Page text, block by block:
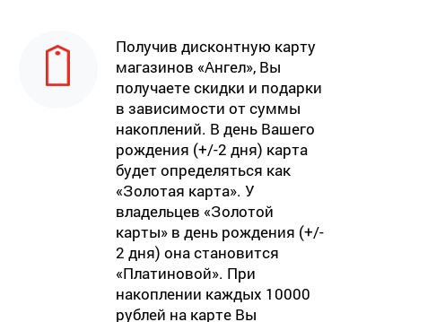
Получив дисконтную карту
магазинов «Ангел», Вы
получаете скидки и подарки
в зависимости от суммы
накоплений. В день Вашего
рождения (+/-2 дня) карта
будет определяться как
«Золотая карта». У
владельцев «Золотой
карты» в день рождения (+/-
2 дня) она становится
«Платиновой». При
накоплении каждых 10000
рублей на карте Вы